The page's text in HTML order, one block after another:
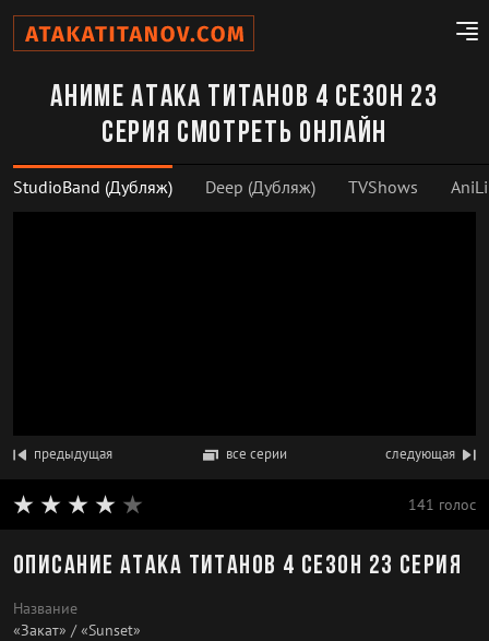
Аниме Атака титанов 4 сезон 23
серия смотреть онлайн
StudioBand (Дубляж) Deep (Дубляж) TVShows
предыдущая все серии следующая
141 голос
Описание Атака титанов 4 сезон 23 серия
Название
«Закат» / «Sunset»